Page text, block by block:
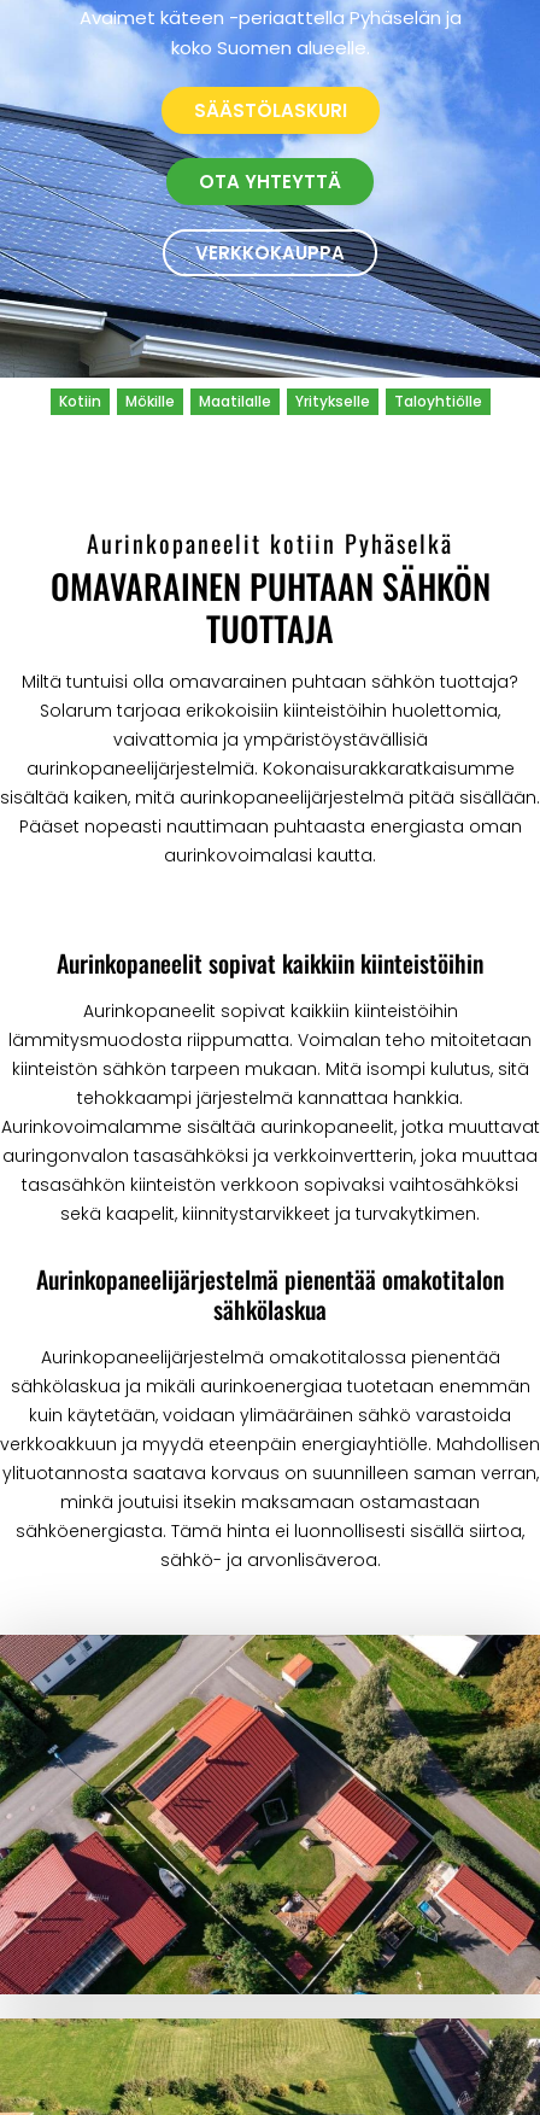
Avaimet käteen -periaattella Pyhäselän ja
koko Suomen alueelle.
SÄÄSTÖLASKURI
OTA YHTEYTTÄ
VERKKOKAUPPA
Kotiin Mökille Maatilalle Yritykselle Taloyhtiölle
Aurinkopaneelit kotiin Pyhäselkä
OMAVARAINEN PUHTAAN SÄHKÖN
TUOTTAJA
Miltä tuntuisi olla omavarainen puhtaan sähkön tuottaja?
Solarum tarjoaa erikokoisiin kiinteistöihin huolettomia,
vaivattomia ja ympäristöystävällisiä
aurinkopaneelijärjestelmiä. Kokonaisurakkaratkaisumme
sisältää kaiken, mitä aurinkopaneelijärjestelmä pitää sisällään.
Pääset nopeasti nauttimaan puhtaasta energiasta oman
aurinkovoimalasi kautta.
Aurinkopaneelit sopivat kaikkiin kiinteistöihin
Aurinkopaneelit sopivat kaikkiin kiinteistöihin
lämmitysmuodosta riippumatta. Voimalan teho mitoitetaan
kiinteistön sähkön tarpeen mukaan. Mitä isompi kulutus, sitä
tehokkaampi järjestelmä kannattaa hankkia.
Aurinkovoimalamme sisältää aurinkopaneelit, jotka muuttavat
auringonvalon tasasähköksi ja verkkoinvertterin, joka muuttaa
tasasähkön kiinteistön verkkoon sopivaksi vaihtosähköksi
sekä kaapelit, kiinnitystarvikkeet ja turvakytkimen.
Aurinkopaneelijärjestelmä pienentää omakotitalon
sähkölaskua
Aurinkopaneelijärjestelmä omakotitalossa pienentää
sähkölaskua ja mikäli aurinkoenergiaa tuotetaan enemmän
kuin käytetään, voidaan ylimääräinen sähkö varastoida
verkkoakkuun ja myydä eteenpäin energiayhtiölle. Mahdollisen
ylituotannosta saatava korvaus on suunnilleen saman verran,
minkä joutuisi itsekin maksamaan ostamastaan
sähköenergiasta. Tämä hinta ei luonnollisesti sisällä siirtoa,
sähkö- ja arvonlisäveroa.